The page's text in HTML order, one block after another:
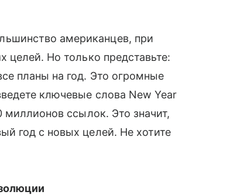
американцев, при
целей. Но только представьте:
планы на год. Это огромные
ключевые слова New Year
миллионов ссылок. Это значит,
год с новых целей. Не хотите